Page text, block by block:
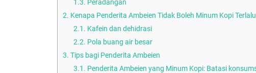
1.3. Peradangan
2. Kenapa Penderita Ambeien Tidak Boleh Minum Kopi
2.1. Kafein dan dehidrasi
2.2. Pola buang air besar
3. Tips bagi Penderita Ambeien
3.1. Penderita Ambeien yang Minum Kopi: Batasi